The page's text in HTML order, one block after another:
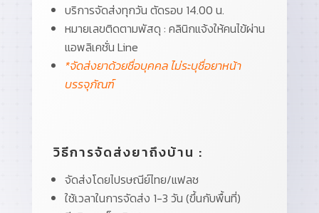
บริการจัดส่งทุกวัน ตัดรอบ 14.00 น.
หมายเลขติดตามพัสดุ : คลินิกแจ้งให้คนไข้ผ่าน
แอพลิเคชั่น Line
*จัดส่งยาด้วยชื่อบุคคล ไม่ระบุชื่อยาหน้า
บรรจุภัณฑ์
วิธีการจัดส่งยาถึงบ้าน :
จัดส่งโดยไปรษณีย์ไทย/แฟลช
ใช้เวลาในการจัดส่ง 1-3 วัน (ขึ้นกับพื้นที่)